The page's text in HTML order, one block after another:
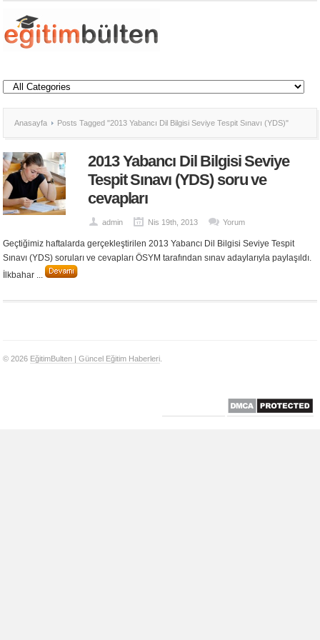
Anasayfa Posts Tagged "2013 Yabancı Dil Bilgisi Seviye Tespit Sınavı (YDS)"
2013 Yabancı Dil Bilgisi Seviye
Tespit Sınavı (YDS) soru ve
cevapları
admin Nis 19th, 2013 Yorum
Geçtiğimiz haftalarda gerçekleştirilen 2013 Yabancı Dil Bilgisi Seviye Tespit
Sınavı (YDS) soruları ve cevapları ÖSYM tarafından sınav adaylarıyla paylaşıldı.
İlkbahar ...
© 2026 EğitimBulten | Güncel Eğitim Haberleri